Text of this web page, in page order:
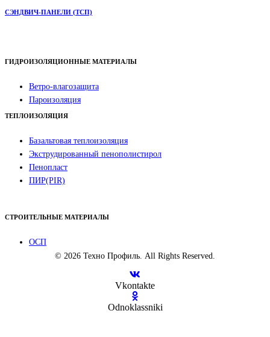
СЭНДВИЧ-ПАНЕЛИ (ТСП)
ГИДРОИЗОЛЯЦИОННЫЕ МАТЕРИАЛЫ
Ветро-влагозащита
Пароизоляция
ТЕПЛОИЗОЛЯЦИЯ
Базальтовая теплоизоляция
Экструдированный пенополистирол
Пенопласт
ПИР(PIR)
СТРОИТЕЛЬНЫЕ МАТЕРИАЛЫ
ОСП
© 2026 Техно Профиль. All Rights Reserved.
Vkontakte
Odnoklassniki